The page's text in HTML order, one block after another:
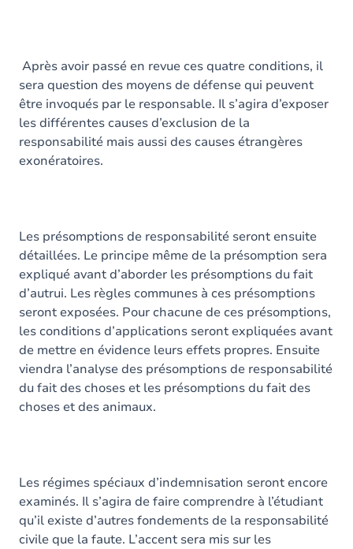
Après avoir passé en revue ces quatre conditions, il
sera question des moyens de défense qui peuvent
être invoqués par le responsable. Il s’agira d’exposer
les différentes causes d’exclusion de la
responsabilité mais aussi des causes étrangères
exonératoires.
Les présomptions de responsabilité seront ensuite
détaillées. Le principe même de la présomption sera
expliqué avant d’aborder les présomptions du fait
d’autrui. Les règles communes à ces présomptions
seront exposées. Pour chacune de ces présomptions,
les conditions d’applications seront expliquées avant
de mettre en évidence leurs effets propres. Ensuite
viendra l’analyse des présomptions de responsabilité
du fait des choses et les présomptions du fait des
choses et des animaux.
Les régimes spéciaux d’indemnisation seront encore
examinés. Il s’agira de faire comprendre à l’étudiant
qu’il existe d’autres fondements de la responsabilité
civile que la faute. L’accent sera mis sur les